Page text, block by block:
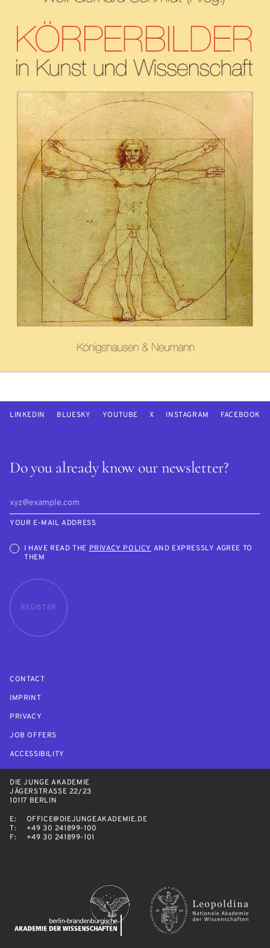
Do you already know our newsletter?
YOUR E-MAIL ADDRESS
I HAVE READ THE PRIVACY POLICY AND EXPRESSLY AGREE TO
THEM
REGISTER
LINKEDIN BLUESKY YOUTUBE X INSTAGRAM FACEBOOK
CONTACT
IMPRINT
PRIVACY
JOB OFFERS
ACCESSIBILITY
DIE JUNGE AKADEMIE
JÄGERSTRASSE 22/23
10117 BERLIN
E:
OFFICE@DIEJUNGEAKADEMIE.DE
T:
+49 30 241899-100
F:
+49 30 241899-101